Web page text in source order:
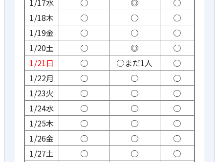
1/17水
○ ◎
○
1/18木
○ ○
○
1/19金
○ ○
○
1/20土
○ ◎
○
1/21日
○ ○まだ1人
○
1/22月
○ ○
○
1/23火
○ ○
○
1/24水
○ ○
○
1/25木
○ ○
○
1/26金
○ ○
○
1/27土
○ ○
○